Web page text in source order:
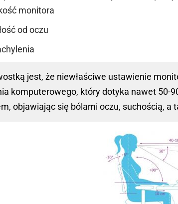
monitora
od oczu
jest, że niewłaściwe ustawienie
komputerowego, który dotyka nawet 50-
objawiając się bólami oczu, suchością, a